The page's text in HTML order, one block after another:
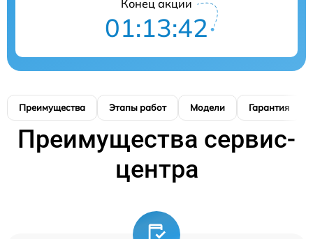
Конец акции
01:13:41
Преимущества Этапы работ Модели Гарантия
Преимущества сервис-
центра